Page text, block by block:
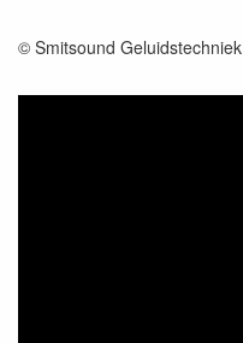
© Smitsound Geluidstechniek